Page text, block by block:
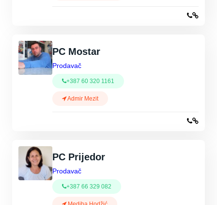
PC Mostar
Prodavač
+387 60 320 1161
Admir Mezit
PC Prijedor
Prodavač
+387 66 329 082